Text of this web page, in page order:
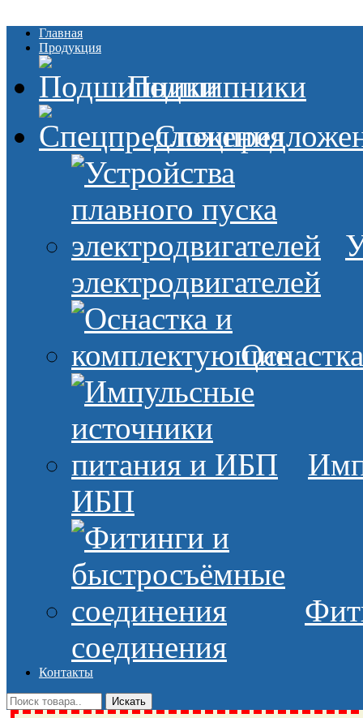
Главная
Продукция
Подшипники
электродвигателей
ИБП
соединения
Контакты